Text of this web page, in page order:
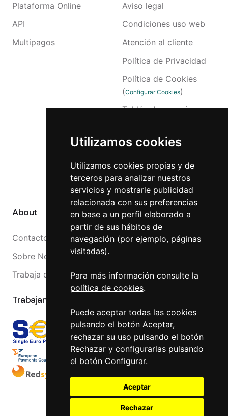
Utilizamos cookies
Utilizamos cookies propias y de
terceros para analizar nuestros
servicios y mostrarle publicidad
relacionada con sus preferencias
en base a un perfil elaborado a
partir de sus hábitos de
navegación (por ejemplo, páginas
visitadas).
Para más información consulte la
política de cookies.
Puede aceptar todas las cookies
pulsando el botón Aceptar,
rechazar su uso pulsando el botón
Rechazar y configurarlas pulsando
el botón Configurar.
Aceptar
Rechazar
Plataforma Online
API
Multipagos
Aviso legal
Condiciones uso web
Atención al cliente
Política de Privacidad
Política de Cookies
(Configurar Cookies)
Tablón de anuncios
Reclamaciones
Canal Interno
Canal Externo
About
Contacto
Sobre Nosotros
Trabaja con nosotros
Trabajamos con